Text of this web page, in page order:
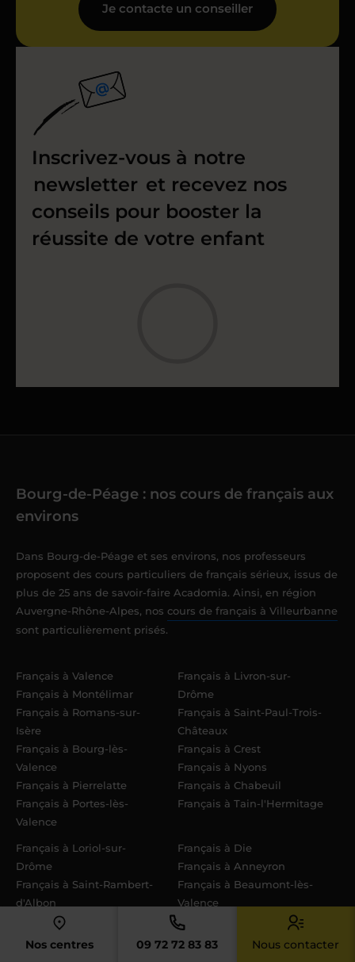
Nos centres 09 72 72 83 83 Nous contacter
Je contacte un conseiller
Inscrivez-vous à notre
newsletter et recevez nos
conseils pour booster la
réussite de votre enfant
Bourg-de-Péage : nos cours de français aux
environs
Dans Bourg-de-Péage et ses environs, nos professeurs
proposent des cours particuliers de français sérieux, issus de
plus de 25 ans de savoir-faire Acadomia. Ainsi, en région
Auvergne-Rhône-Alpes, nos cours de français à Villeurbanne
sont particulièrement prisés.
Français à Valence
Français à Montélimar
Français à Romans-sur-
Isère
Français à Bourg-lès-
Valence
Français à Pierrelatte
Français à Portes-lès-
Valence
Français à Livron-sur-
Drôme
Français à Saint-Paul-Trois-
Châteaux
Français à Crest
Français à Nyons
Français à Chabeuil
Français à Tain-l'Hermitage
Français à Loriol-sur-
Drôme
Français à Saint-Rambert-
d'Albon
Français à Donzère
Français à Saint-Marcel-lès-
Français à Die
Français à Anneyron
Français à Beaumont-lès-
Valence
Français à Saint-Donat-sur-
l'Herbasse